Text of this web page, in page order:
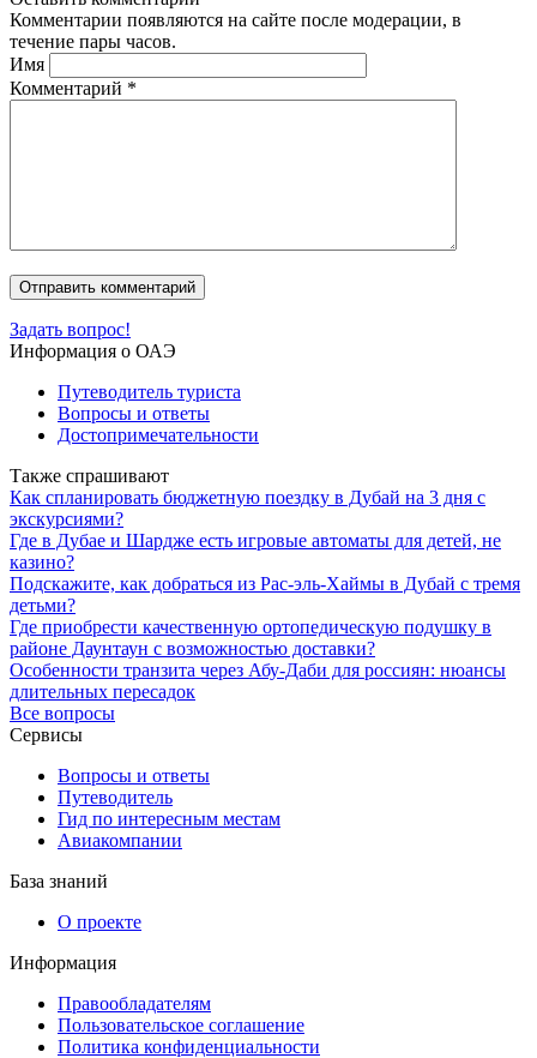
Комментарии появляются на сайте после модерации, в
течение пары часов.
Имя
Комментарий *
Задать вопрос!
Информация о ОАЭ
Путеводитель туриста
Вопросы и ответы
Достопримечательности
Также спрашивают
Как спланировать бюджетную поездку в Дубай на 3 дня с
экскурсиями?
Где в Дубае и Шардже есть игровые автоматы для детей, не
казино?
Подскажите, как добраться из Рас-эль-Хаймы в Дубай с тремя
детьми?
Где приобрести качественную ортопедическую подушку в
районе Даунтаун с возможностью доставки?
Особенности транзита через Абу-Даби для россиян: нюансы
длительных пересадок
Все вопросы
Сервисы
Вопросы и ответы
Путеводитель
Гид по интересным местам
Авиакомпании
База знаний
О проекте
Информация
Правообладателям
Пользовательское соглашение
Политика конфиденциальности